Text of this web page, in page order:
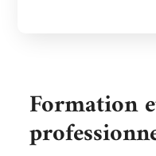
Formation